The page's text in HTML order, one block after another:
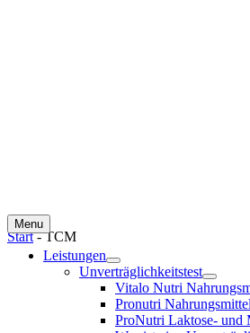
Menu
Leistungen
Unverträglichkeitstest
Vitalo Nutri
Pronutri
ProNutri Laktose- und
Start-TCM